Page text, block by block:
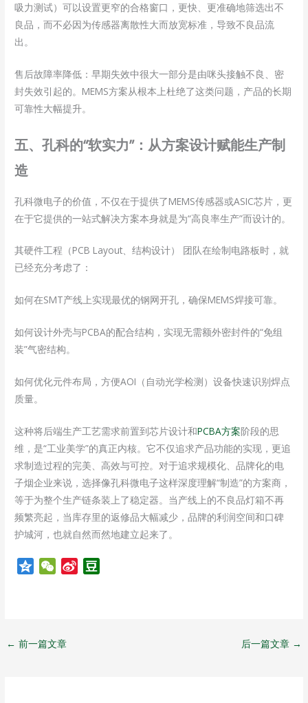
吸力测试）可以设置更窄的合格窗口，更快、更准确地筛选出不
良品，而不必因为传感器离散性大而放宽标准，导致不良品流
出。
售后故障率降低：早期失效中很大一部分是由咪头接触不良、密
封失效引起的。MEMS方案从根本上杜绝了这类问题，产品的长期
可靠性大幅提升。
五、孔科的“软实力”：从方案设计赋能生产制
造
孔科微电子的价值，不仅在于提供了MEMS传感器或ASIC芯片，更
在于它提供的一站式解决方案本身就是为“高良率生产”而设计的。
其硬件工程（PCB Layout、结构设计） 团队在绘制电路板时，就
已经充分考虑了：
如何在SMT产线上实现最优的钢网开孔，确保MEMS焊接可靠。
如何设计外壳与PCBA的配合结构，实现无需额外密封件的“免组
装”气密结构。
如何优化元件布局，方便AOI（自动光学检测）设备快速识别焊点
质量。
这种将后端生产工艺需求前置到芯片设计和PCBA方案阶段的思
维，是“工业美学”的真正内核。它不仅追求产品功能的实现，更追
求制造过程的完美、高效与可控。对于追求规模化、品牌化的电
子烟企业来说，选择像孔科微电子这样深度理解“制造”的方案商，
等于为整个生产链条装上了稳定器。当产线上的不良品灯箱不再
频繁亮起，当库存里的返修品大幅减少，品牌的利润空间和口碑
护城河，也就自然而然地建立起来了。
Q
W
t
← 前一篇文章 后一篇文章 →